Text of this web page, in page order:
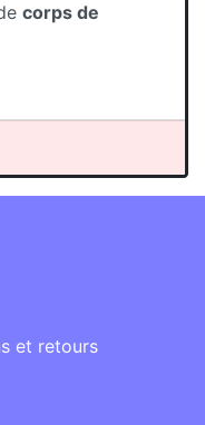
corps de
et retours